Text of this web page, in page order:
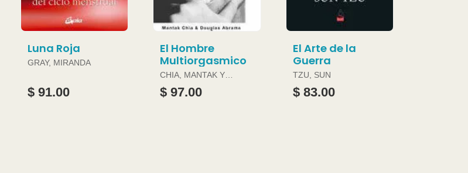
Luna Roja
GRAY, MIRANDA
$ 91.00
El Hombre
Multiorgasmico
CHIA, MANTAK Y
DOUGLAS ABRAMS
$ 97.00
El Arte de la
Guerra
TZU, SUN
$ 83.00